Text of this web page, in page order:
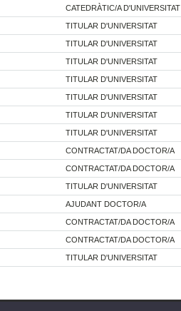
CATEDRÀTIC/A D'UNIVERSITAT
TITULAR D'UNIVERSITAT
TITULAR D'UNIVERSITAT
TITULAR D'UNIVERSITAT
TITULAR D'UNIVERSITAT
TITULAR D'UNIVERSITAT
TITULAR D'UNIVERSITAT
TITULAR D'UNIVERSITAT
CONTRACTAT/DA DOCTOR/A
CONTRACTAT/DA DOCTOR/A
TITULAR D'UNIVERSITAT
AJUDANT DOCTOR/A
CONTRACTAT/DA DOCTOR/A
CONTRACTAT/DA DOCTOR/A
TITULAR D'UNIVERSITAT